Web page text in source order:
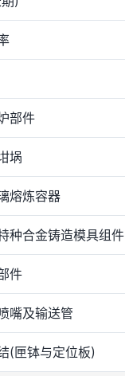
部件
埚
熔炼容器
种合金铸造模具组件
件
嘴及输送管
(匣钵与定位板)